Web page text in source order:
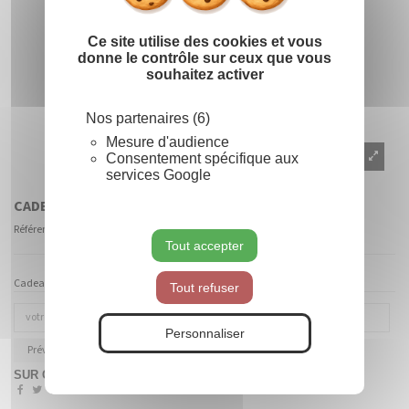
Ce site utilise des cookies et vous
donne le contrôle sur ceux que vous
souhaitez activer
Nos partenaires (6)
Mesure d'audience
Consentement spécifique aux
services Google
Tout accepter
Tout refuser
Personnaliser
CADEAUX ET OURS
Référence
Cadeaux et Ours - (L x l x h) 56 x 54 x 116 cm
Prévenez-moi lorsque le produit est disponible
SUR COMMANDE